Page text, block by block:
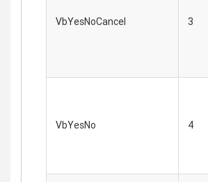
VbYesNoCancel 3
VbYesNo 4